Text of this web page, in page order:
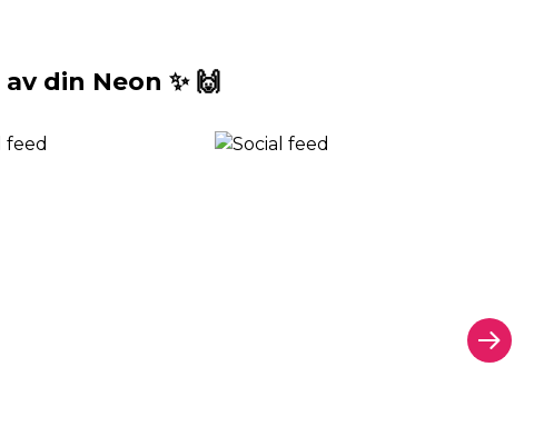
din Neon ✨ 🙌